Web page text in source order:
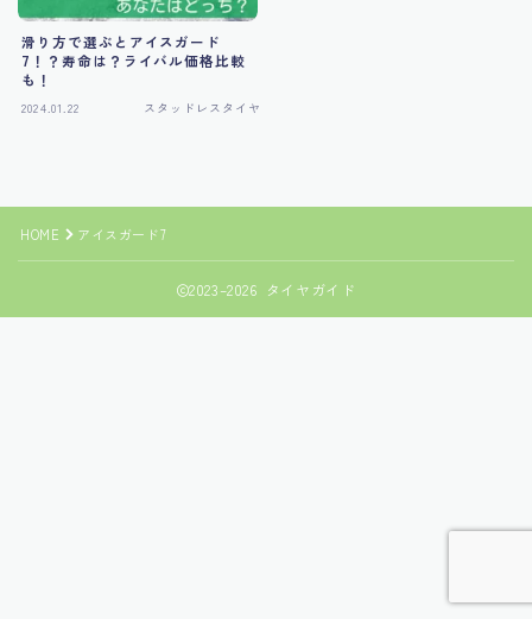
滑り方で選ぶとアイスガード
7！？寿命は？ライバル価格比較
も！
2024.01.22 スタッドレスタイヤ
HOME アイスガード7
2023–2026 タイヤガイド